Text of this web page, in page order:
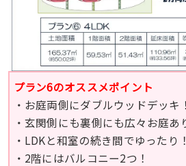
プラン6のオススメポイント
・お庭両側にダブルウッドデッキ！
・玄関側にも裏側にも広々お庭あ
・LDKと和室の続き間でゆったり！
・2階にはバルコニー2つ！